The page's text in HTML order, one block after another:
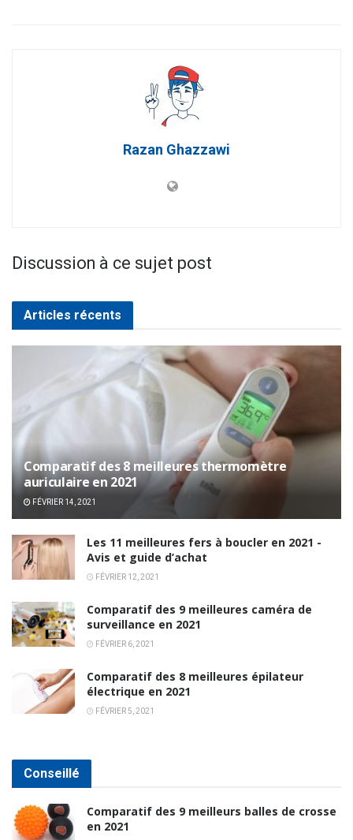
Razan Ghazzawi
Discussion à ce sujet post
Articles récents
Comparatif des 8 meilleures thermomètre
auriculaire en 2021
FÉVRIER 14, 2021
Les 11 meilleures fers à boucler en 2021 -
Avis et guide d’achat
FÉVRIER 12, 2021
Comparatif des 9 meilleures caméra de
surveillance en 2021
FÉVRIER 6, 2021
Comparatif des 8 meilleures épilateur
électrique en 2021
FÉVRIER 5, 2021
Conseillé
Comparatif des 9 meilleurs balles de crosse
en 2021